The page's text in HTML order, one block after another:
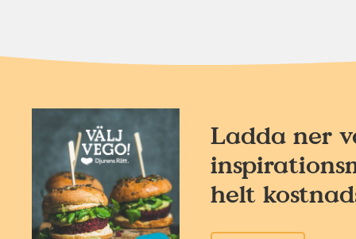
Ladda ner
helt